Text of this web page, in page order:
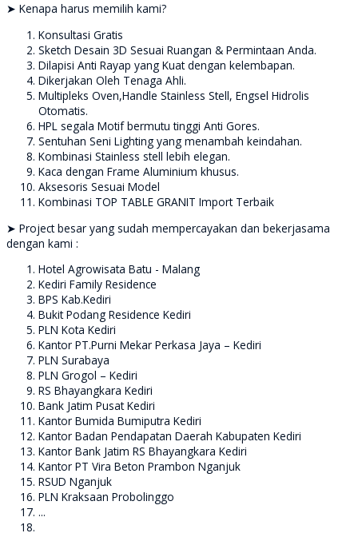
➤ Kenapa harus memilih kami?
Konsultasi Gratis
Sketch Desain 3D Sesuai Ruangan & Permintaan Anda.
Dilapisi Anti Rayap yang Kuat dengan kelembapan.
Dikerjakan Oleh Tenaga Ahli.
Multipleks Oven,Handle Stainless Stell, Engsel Hidrolis
Otomatis.
HPL segala Motif bermutu tinggi Anti Gores.
Sentuhan Seni Lighting yang menambah keindahan.
Kombinasi Stainless stell lebih elegan.
Kaca dengan Frame Aluminium khusus.
Aksesoris Sesuai Model
Kombinasi TOP TABLE GRANIT Import Terbaik
➤ Project besar yang sudah mempercayakan dan bekerjasama
dengan kami :
Hotel Agrowisata Batu - Malang
Kediri Family Residence
BPS Kab.Kediri
Bukit Podang Residence Kediri
PLN Kota Kediri
Kantor PT.Purni Mekar Perkasa Jaya – Kediri
PLN Surabaya
PLN Grogol – Kediri
RS Bhayangkara Kediri
Bank Jatim Pusat Kediri
Kantor Bumida Bumiputra Kediri
Kantor Badan Pendapatan Daerah Kabupaten Kediri
Kantor Bank Jatim RS Bhayangkara Kediri
Kantor PT Vira Beton Prambon Nganjuk
RSUD Nganjuk
PLN Kraksaan Probolinggo
...